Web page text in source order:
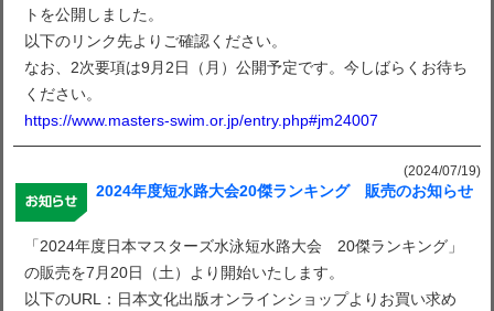
トを公開しました。
以下のリンク先よりご確認ください。
なお、2次要項は9月2日（月）公開予定です。今しばらくお待ち
ください。
https://www.masters-swim.or.jp/entry.php#jm24007
(2024/07/19)
2024年度短水路大会20傑ランキング 販売のお知らせ
「2024年度日本マスターズ水泳短水路大会 20傑ランキング」
の販売を7月20日（土）より開始いたします。
以下のURL：日本文化出版オンラインショップよりお買い求め